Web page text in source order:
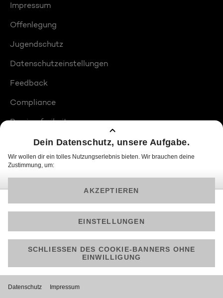
Impressum
Offenlegung
Jugendschutz
Datenschutzeinstellungen
Feedback
Compliance
Barrierefreiheit
Produktplatzierungen